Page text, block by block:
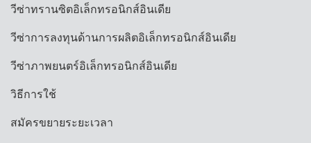
วีซ่าทรานซิตอิเล็กทรอนิกส์อินเดีย
วีซ่าการลงทุนด้านการผลิตอิเล็กทรอนิกส์อินเดีย
วีซ่าภาพยนตร์อิเล็กทรอนิกส์อินเดีย
วิธีการใช้
สมัครขยายระยะเวลา